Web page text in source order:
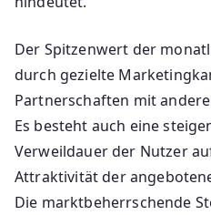
Der Spitzenwert der
durch gezielte
Partnerschaften mit
Es besteht auch eine
Verweildauer der Nutzer
Attraktivität der
Die marktbeherrschende